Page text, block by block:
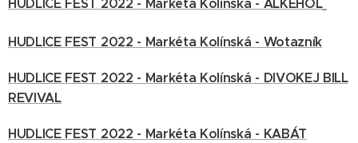
HUDLICE FEST 2022 - Markéta Kolínská - ALKEHOL
HUDLICE FEST 2022 - Markéta Kolínská - Wotazník
HUDLICE FEST 2022 - Markéta Kolínská - DIVOKEJ BILL
REVIVAL
HUDLICE FEST 2022 - Markéta Kolínská - KABÁT